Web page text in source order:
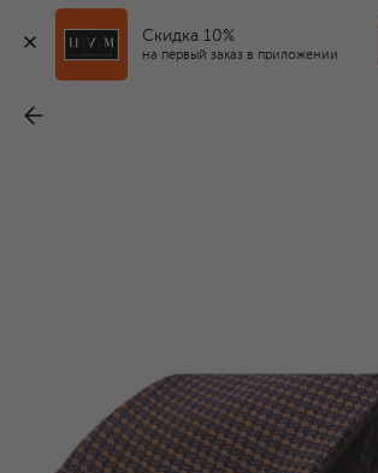
Скидка 10%
на первый заказ в приложении
39